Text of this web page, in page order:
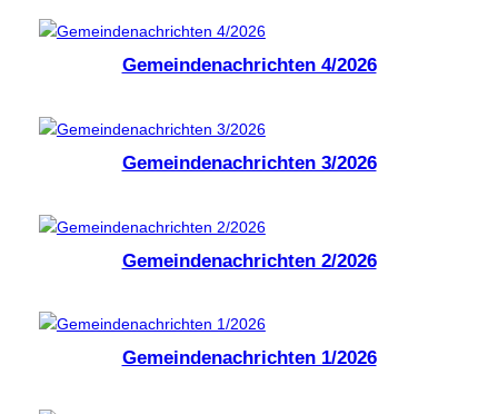
Gemeindenachrichten 4/2026
Gemeindenachrichten 3/2026
Gemeindenachrichten 2/2026
Gemeindenachrichten 1/2026